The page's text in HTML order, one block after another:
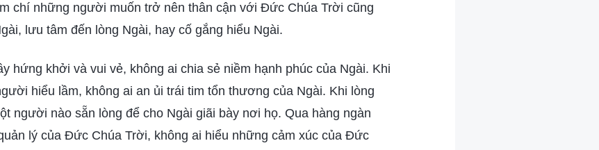
chí những người muốn trở nên thân cận với Đức Chúa Trời cũng
lưu tâm đến lòng Ngài, hay cố gắng hiểu Ngài.
hứng khởi và vui vẻ, không ai chia sẻ niềm hạnh phúc của Ngài. Khi
hiểu lầm, không ai an ủi trái tim tổn thương của Ngài. Khi lòng
người nào sẵn lòng để cho Ngài giãi bày nơi họ. Qua hàng ngàn
lý của Đức Chúa Trời, không ai hiểu những cảm xúc của Đức